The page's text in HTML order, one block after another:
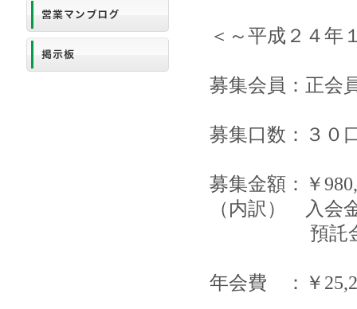
＜～平成２４年
募集会員：正会
募集口数：３０
募集金額：￥
（内訳） 入会
預託金 ￥
年会費 ：￥